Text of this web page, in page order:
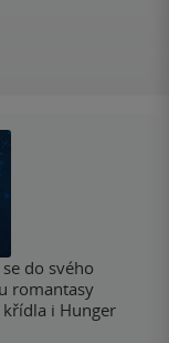
do svého
romantasy
i Hunger